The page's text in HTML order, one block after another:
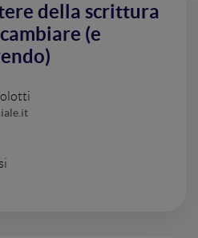
della scrittura
(e